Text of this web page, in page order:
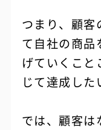
つまり、顧客
て自社の商品
げていくこと
じて達成した
では、顧客は